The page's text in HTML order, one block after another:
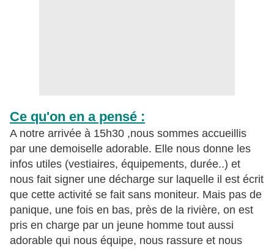
Ce qu'on en a pensé :
A notre arrivée à 15h30 ,nous sommes accueillis
par une demoiselle adorable. Elle nous donne les
infos utiles (vestiaires, équipements, durée..) et
nous fait signer une décharge sur laquelle il est écrit
que cette activité se fait sans moniteur. Mais pas de
panique, une fois en bas, près de la rivière, on est
pris en charge par un jeune homme tout aussi
adorable qui nous équipe, nous rassure et nous